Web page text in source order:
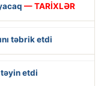
— TARİXLƏR
təbrik etdi
etdi